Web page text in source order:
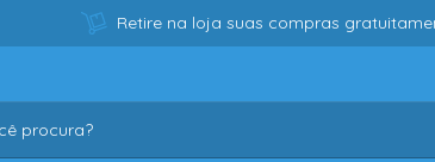
Retire na loja suas compras